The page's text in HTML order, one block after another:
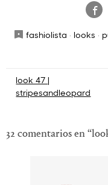
fashiolista · looks ·
Navegación
de
look 47 |
stripesandleopard
32 comentarios en “